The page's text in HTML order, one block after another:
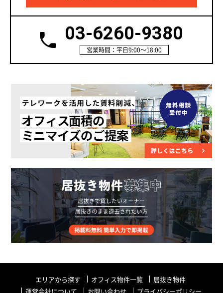
03-6260-9380
営業時間：平日9:00～18:00
エリアから探す オフィス物件一覧
居抜き物件
運営会社について
お問い合わせ プライバシーポリシー